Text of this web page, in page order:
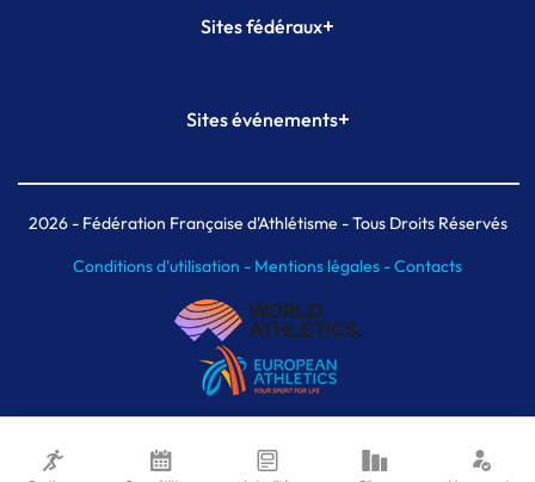
Sites fédéraux+
Plateforme Formation
Sites événements+
Meeting de Paris indoor
MAIF Ekiden de Paris
2026- Fédération Française d'Athlétisme - Tous Droits Réservés
Conditions d'utilisation - Mentions légales -Contacts